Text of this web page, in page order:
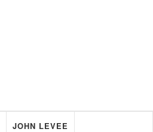
JOHN LEVEE